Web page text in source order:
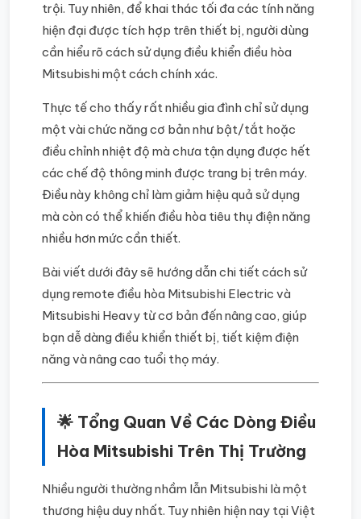
trội. Tuy nhiên, để khai thác tối đa các tính năng
hiện đại được tích hợp trên thiết bị, người dùng
cần hiểu rõ cách sử dụng điều khiển điều hòa
Mitsubishi một cách chính xác.
Thực tế cho thấy rất nhiều gia đình chỉ sử dụng
một vài chức năng cơ bản như bật/tắt hoặc
điều chỉnh nhiệt độ mà chưa tận dụng được hết
các chế độ thông minh được trang bị trên máy.
Điều này không chỉ làm giảm hiệu quả sử dụng
mà còn có thể khiến điều hòa tiêu thụ điện năng
nhiều hơn mức cần thiết.
Bài viết dưới đây sẽ hướng dẫn chi tiết cách sử
dụng remote điều hòa Mitsubishi Electric và
Mitsubishi Heavy từ cơ bản đến nâng cao, giúp
bạn dễ dàng điều khiển thiết bị, tiết kiệm điện
năng và nâng cao tuổi thọ máy.
🌟 Tổng Quan Về Các Dòng Điều
Hòa Mitsubishi Trên Thị Trường
Nhiều người thường nhầm lẫn Mitsubishi là một
thương hiệu duy nhất. Tuy nhiên hiện nay tại Việt